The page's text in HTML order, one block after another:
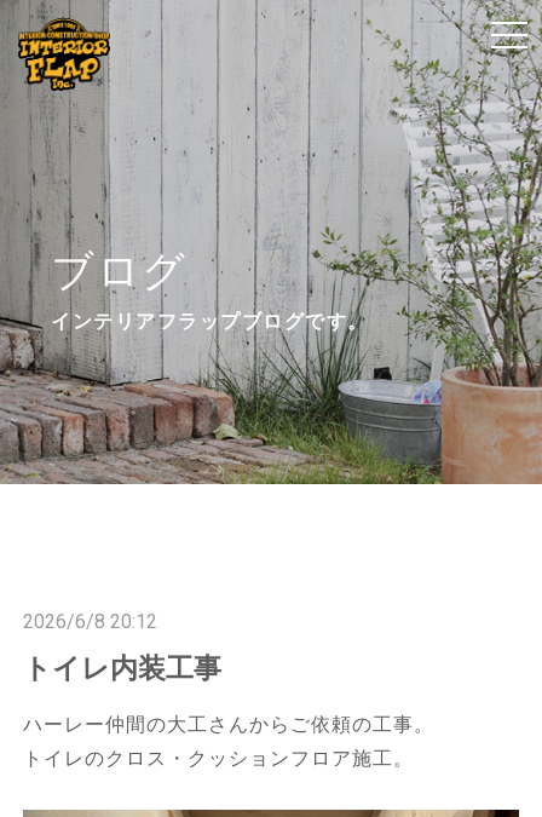
ブログ
インテリアフラップブログです。
2026/6/8 20:12
トイレ内装工事
ハーレー仲間の大工さんからご依頼の工事。
トイレのクロス・クッションフロア施工。
t
o
g
g
l
e
n
a
v
i
g
a
t
t
o
g
g
l
e
n
a
v
i
g
a
t